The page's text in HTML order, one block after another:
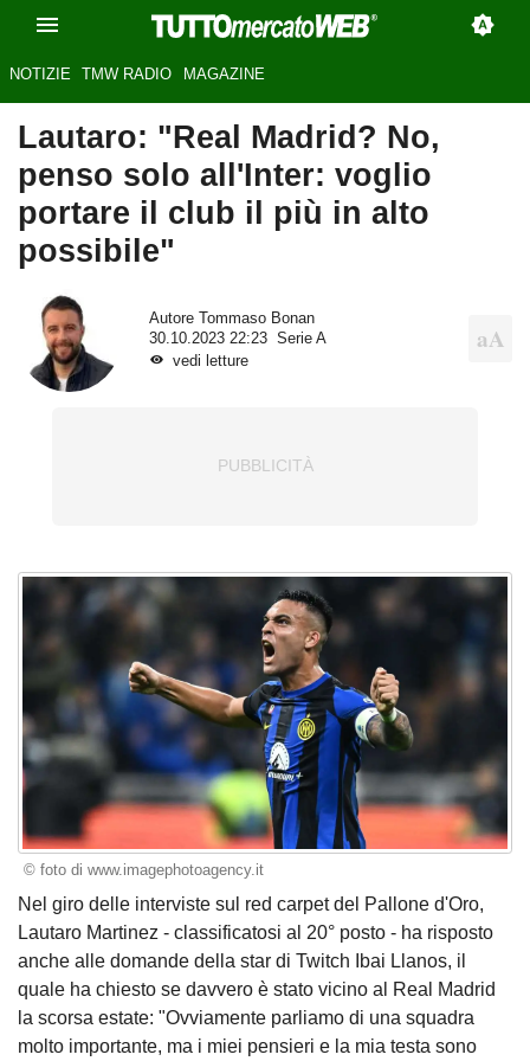
NOTIZIE TMW RADIO MAGAZINE
Lautaro: "Real Madrid? No,
penso solo all'Inter: voglio
portare il club il più in alto
possibile"
Autore
Tommaso Bonan
30.10.2023 22:23
Serie A
vedi letture
© foto di www.imagephotoagency.it
Nel giro delle interviste sul red carpet del Pallone d'Oro,
Lautaro Martinez - classificatosi al 20° posto - ha risposto
anche alle domande della star di Twitch Ibai Llanos, il
quale ha chiesto se davvero è stato vicino al Real Madrid
la scorsa estate: "Ovviamente parliamo di una squadra
molto importante, ma i miei pensieri e la mia testa sono